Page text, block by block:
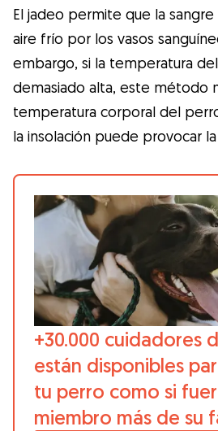
fuera un miembro más de
las reservas incluyen
y cancelación gratuíta
Descubre
El jadeo permite que la
aire frío por los vasos
embargo, si la temperatura
demasiado alta, este método
temperatura corporal del
la insolación puede provocar
+30.000 cuidadores
están disponibles
tu perro como si
miembro más de su